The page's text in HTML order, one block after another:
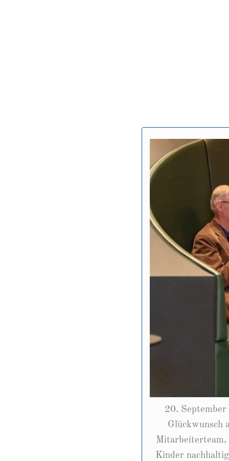
20.
Glückwunsch
Mitarbeiterteam,
Kinder